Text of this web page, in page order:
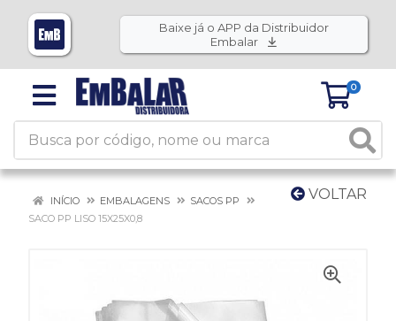
Baixe já o APP da Distribuidor
Embalar
0
VOLTAR
INÍCIO EMBALAGENS
SACOS PP
SACO PP LISO 15X25X0,8